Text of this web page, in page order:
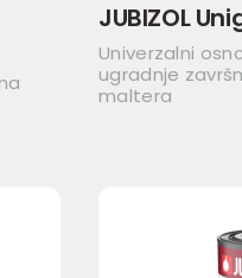
JUBIZOL
Univerzalni
ugradnje
maltera